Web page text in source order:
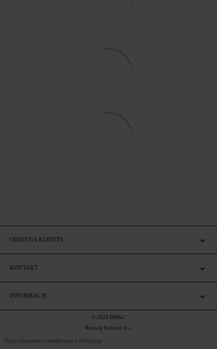
OBSŁUGA KLIENTA
KONTAKT
INFORMACJE
© 2026 DNKa’
Rozwój Solution d.a.
Sklep internetowy zbudowany z Horoshop